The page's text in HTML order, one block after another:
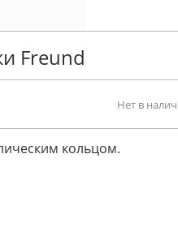
Freund
Нет в
кольцом.